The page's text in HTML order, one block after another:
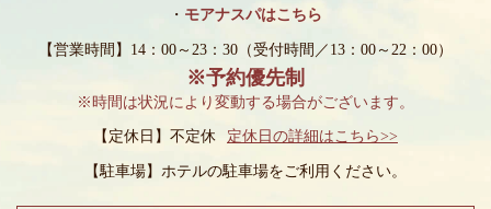
・ モアナスパはこちら
【営業時間】14：00～23：30 （受付時間／13：00～22：00）
※予約優先制
※時間は状況により変動する場合がございます。
【定休日】不定休 定休日の詳細はこちら>>
【駐車場】 ホテルの駐車場をご利用ください。